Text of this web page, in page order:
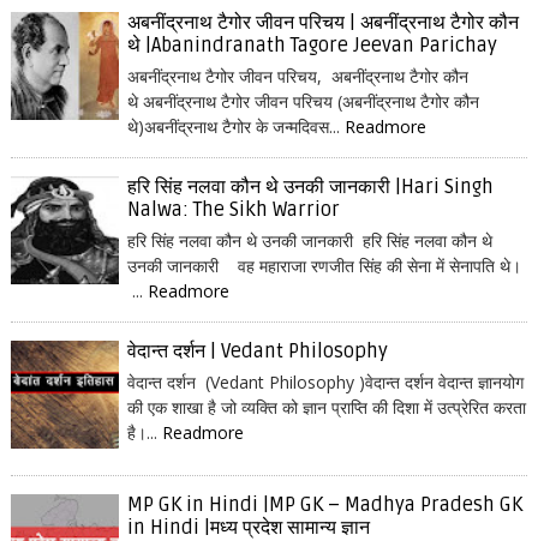
अबनींद्रनाथ टैगोर जीवन परिचय | अबनींद्रनाथ टैगोर कौन
थे |Abanindranath Tagore Jeevan Parichay
अबनींद्रनाथ टैगोर जीवन परिचय, अबनींद्रनाथ टैगोर कौन
थे अबनींद्रनाथ टैगोर जीवन परिचय (अबनींद्रनाथ टैगोर कौन
थे)अबनींद्रनाथ टैगोर के जन्मदिवस... Readmore
हरि सिंह नलवा कौन थे उनकी जानकारी |Hari Singh
Nalwa: The Sikh Warrior
हरि सिंह नलवा कौन थे उनकी जानकारी हरि सिंह नलवा कौन थे
उनकी जानकारी वह महाराजा रणजीत सिंह की सेना में सेनापति थे।
... Readmore
वेदान्त दर्शन | Vedant Philosophy
वेदान्त दर्शन (Vedant Philosophy )वेदान्त दर्शन वेदान्त ज्ञानयोग
की एक शाखा है जो व्यक्ति को ज्ञान प्राप्ति की दिशा में उत्प्रेरित करता
है।... Readmore
MP GK in Hindi |MP GK – Madhya Pradesh GK
in Hindi |मध्य प्रदेश सामान्य ज्ञान